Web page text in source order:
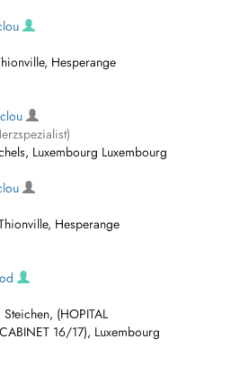
Hesperange
Luxembourg Luxembourg
Hesperange
(HOPITAL
16/17), Luxembourg